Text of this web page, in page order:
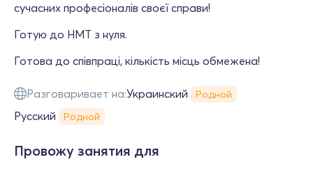
сучасних професіоналів своєї справи!
Готую до НМТ з нуля.
Готова до співпраці, кількість місць обмежена!
Разговаривает на:Украинский Родной
Русский Родной
Провожу занятия для